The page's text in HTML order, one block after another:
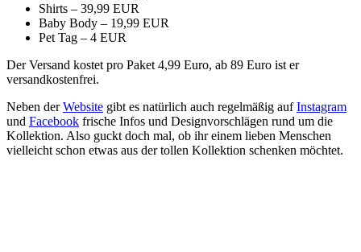
Shirts – 39,99 EUR
Baby Body – 19,99 EUR
Pet Tag – 4 EUR
Der Versand kostet pro Paket 4,99 Euro, ab 89 Euro ist er
versandkostenfrei.
Neben derWebsite gibt es natürlich auch regelmäßig aufInstagram
und Facebook frische Infos und Designvorschlägen rund um die
Kollektion. Also guckt doch mal, ob ihr einem lieben Menschen
vielleicht schon etwas aus der tollen Kollektion schenken möchtet.